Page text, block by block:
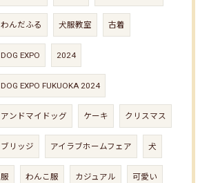
わんだふる 犬服教室 古着
DOG EXPO 2024
DOG EXPO FUKUOKA 2024
アンドマイドッグ ケーキ クリスマス
ブリッジ アイラブホームフェア 犬
服 わんこ服 カジュアル 可愛い